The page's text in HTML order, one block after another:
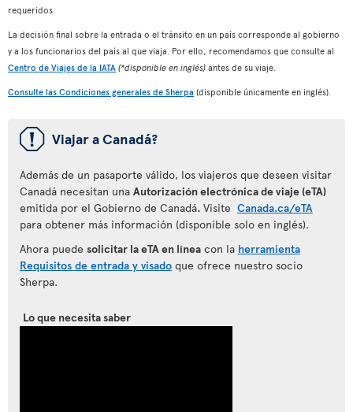
requeridos.
La decisión final sobre la entrada o el tránsito en un país corresponde al gobierno
y a los funcionarios del país al que viaja. Por ello, recomendamos que consulte al
Centro de Viajes de la IATA (*disponible en inglés) antes de su viaje.
Consulte las Condiciones generales de Sherpa (disponible únicamente en inglés).
ü Viajar a Canadá?
Además de un pasaporte válido, los viajeros que deseen visitar
Canadá necesitan una Autorización electrónica de viaje (eTA)
emitida por el Gobierno de Canadá. Visite Canada.ca/eTA
para obtener más información (disponible solo en inglés).
Ahora puede solicitar la eTA en línea con la herramienta
Requisitos de entrada y visado que ofrece nuestro socio
Sherpa.
Lo que necesita saber